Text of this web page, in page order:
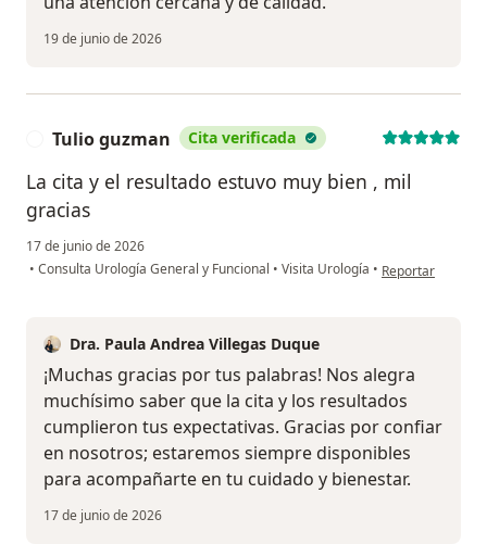
19 de junio de 2026
Tulio guzman Cita verificada
La cita y el resultado estuvo muy bien , mil
gracias
17 de junio de 2026
• Consulta Urología General y Funcional • Visita Urología • en opinión del
Reportar
Dra. Paula Andrea Villegas Duque
¡Muchas gracias por tus palabras! Nos alegra
muchísimo saber que la cita y los resultados
cumplieron tus expectativas. Gracias por confiar
en nosotros; estaremos siempre disponibles
para acompañarte en tu cuidado y bienestar.
17 de junio de 2026